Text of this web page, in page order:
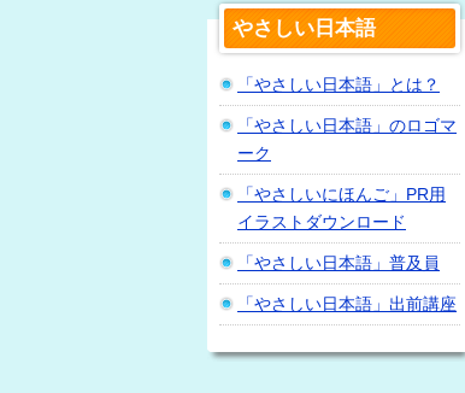
やさしい日本語
「やさしい日本語」とは？
「やさしい日本語」のロゴマ
ーク
「やさしいにほんご」PR用
イラストダウンロード
「やさしい日本語」普及員
「やさしい日本語」出前講座